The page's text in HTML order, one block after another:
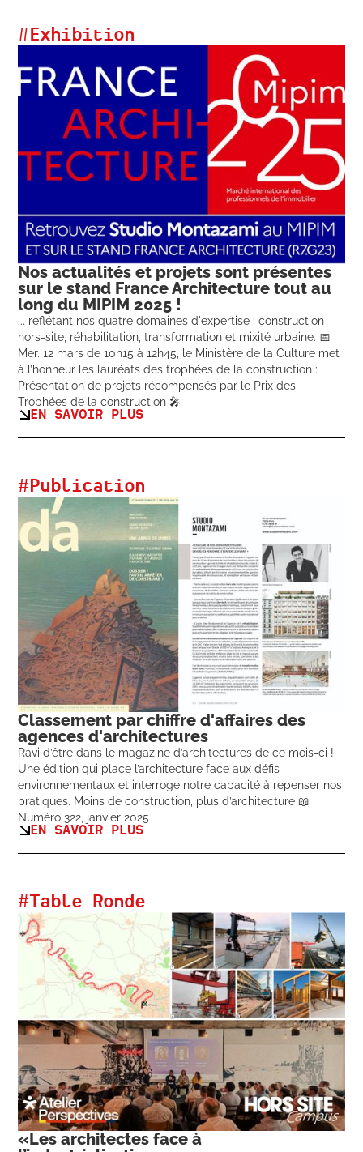
#Exhibition
Nos actualités et projets sont présentes
sur le stand France Architecture tout au
long du MIPIM 2025 !
... reflétant nos quatre domaines d'expertise : construction
hors-site, réhabilitation, transformation et mixité urbaine. 📅
Mer. 12 mars de 10h15 à 12h45, le Ministère de la Culture met
à l’honneur les lauréats des trophées de la construction :
Présentation de projets récompensés par le Prix des
Trophées de la construction 🎤
EN SAVOIR PLUS
#Publication
Classement par chiffre d'affaires des
agences d'architectures
Ravi d’être dans le magazine d’architectures de ce mois-ci !
Une édition qui place l’architecture face aux défis
environnementaux et interroge notre capacité à repenser nos
pratiques. Moins de construction, plus d’architecture 📖
Numéro 322, janvier 2025
EN SAVOIR PLUS
#Table Ronde
«Les architectes face à